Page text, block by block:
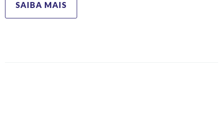
SAIBA MAIS